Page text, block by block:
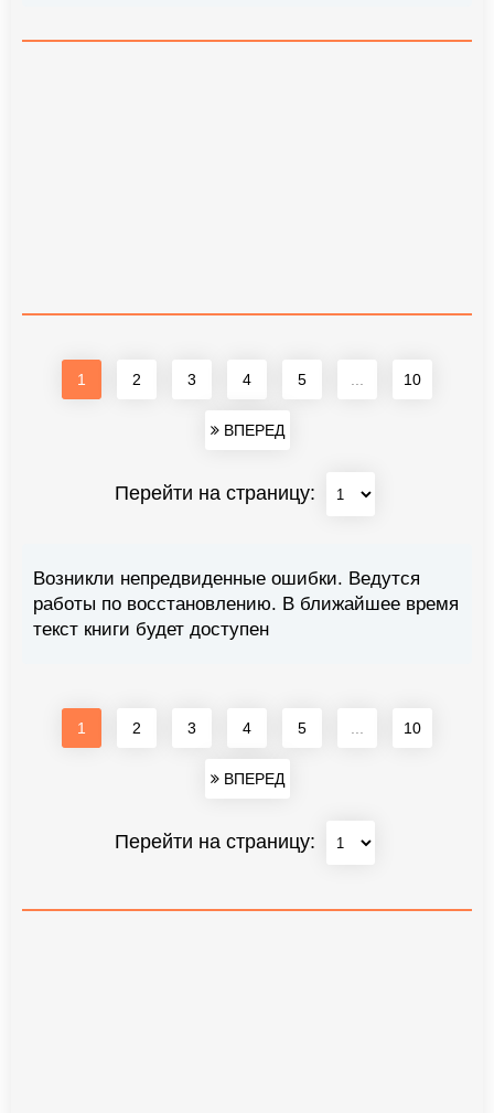
1 2 3 4 5 10
ВПЕРЕД
Перейти на страницу:
Возникли непредвиденные ошибки. Ведутся
работы по восстановлению. В ближайшее время
текст книги будет доступен
1 2 3 4 5 10
ВПЕРЕД
Перейти на страницу: